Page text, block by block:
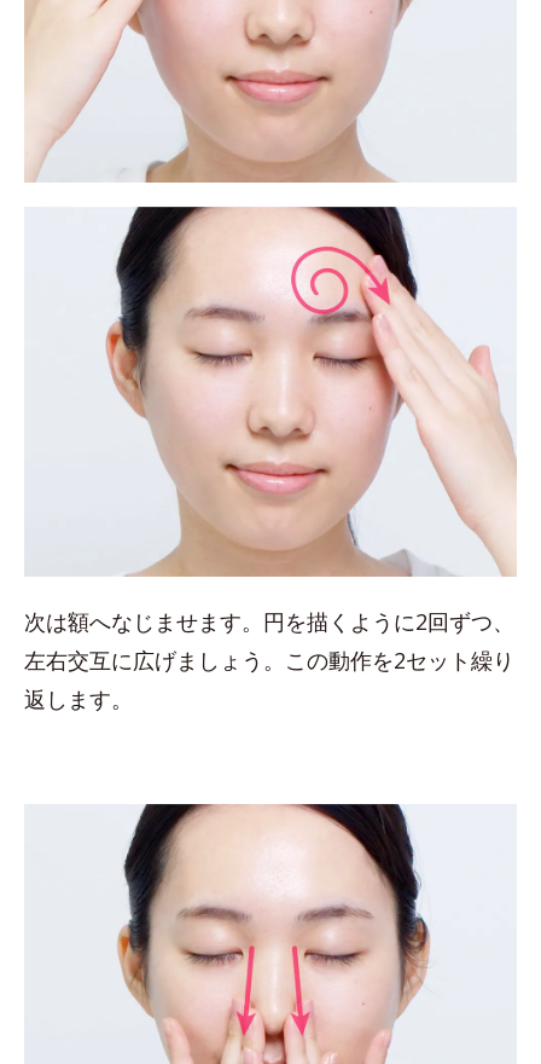
次は額へなじませます。円を描くように2回ずつ、
左右交互に広げましょう。この動作を2セット繰り
返します。